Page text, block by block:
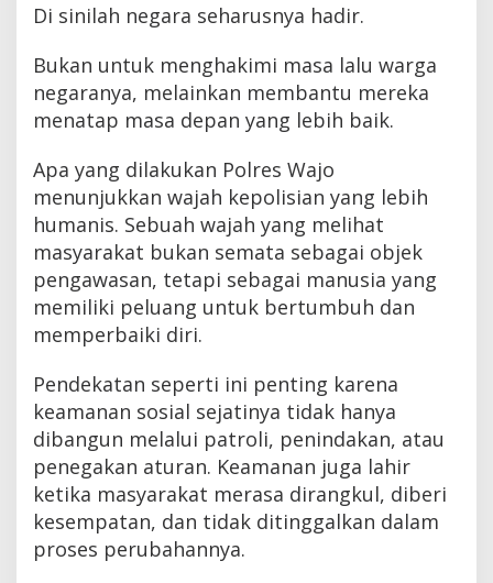
Di sinilah negara seharusnya hadir.
Bukan untuk menghakimi masa lalu warga
negaranya, melainkan membantu mereka
menatap masa depan yang lebih baik.
Apa yang dilakukan Polres Wajo
menunjukkan wajah kepolisian yang lebih
humanis. Sebuah wajah yang melihat
masyarakat bukan semata sebagai objek
pengawasan, tetapi sebagai manusia yang
memiliki peluang untuk bertumbuh dan
memperbaiki diri.
Pendekatan seperti ini penting karena
keamanan sosial sejatinya tidak hanya
dibangun melalui patroli, penindakan, atau
penegakan aturan. Keamanan juga lahir
ketika masyarakat merasa dirangkul, diberi
kesempatan, dan tidak ditinggalkan dalam
proses perubahannya.